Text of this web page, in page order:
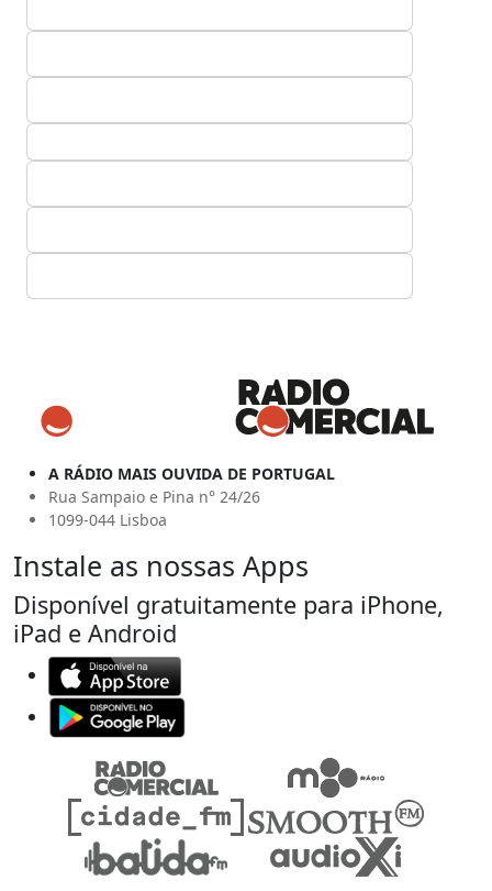
A RÁDIO MAIS OUVIDA DE PORTUGAL
Rua Sampaio e Pina n° 24/26
1099-044 Lisboa
Instale as nossas Apps
Disponível gratuitamente para iPhone,
iPad e Android